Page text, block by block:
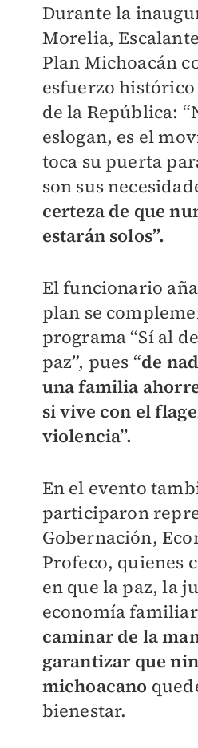
Durante la
Morelia,
Plan Michoacán
esfuerzo
de la República:
eslogan, es el
toca su puerta
son sus
certeza de que
estarán solos”.
El funcionario
plan se
programa “Sí al
paz”, pues “de
una familia
si vive con el
violencia”.
En el evento
participaron
Gobernación,
Profeco, quienes
en que la paz, la
economía
caminar de la
garantizar que
michoacano
bienestar.